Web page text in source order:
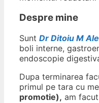
Despre mine
Sunt Dr Ditoiu M
boli interne,
endoscopie
Dupa terminarea
primul pe tara cu
promotie), am facut